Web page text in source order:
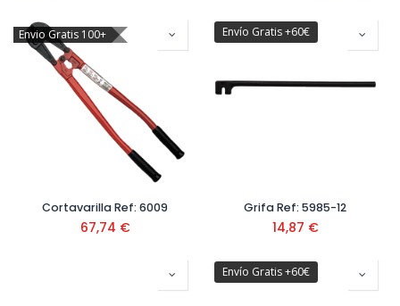
Envio Gratis 100+
Cortavarilla Ref: 6009
67,74 €
Envío Gratis +60€
Grifa Ref: 5985-12
14,87 €
Envío Gratis +60€